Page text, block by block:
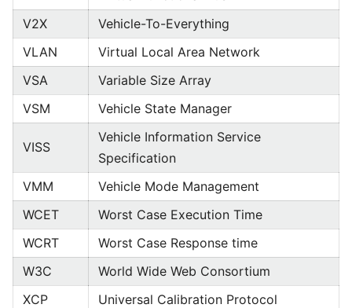
V2X
Vehicle-To-Everything
VLAN
Virtual Local Area Network
VSA
Variable Size Array
VSM
Vehicle State Manager
VISS
Vehicle Information Service
Specification
VMM
Vehicle Mode Management
WCET
Worst Case Execution Time
WCRT
Worst Case Response time
W3C
World Wide Web Consortium
XCP
Universal Calibration Protocol